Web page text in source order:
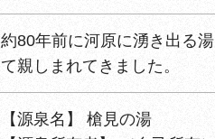
約80年前に河原に湧き出る
て親しまれてきました。
【源泉名】 槍見の湯